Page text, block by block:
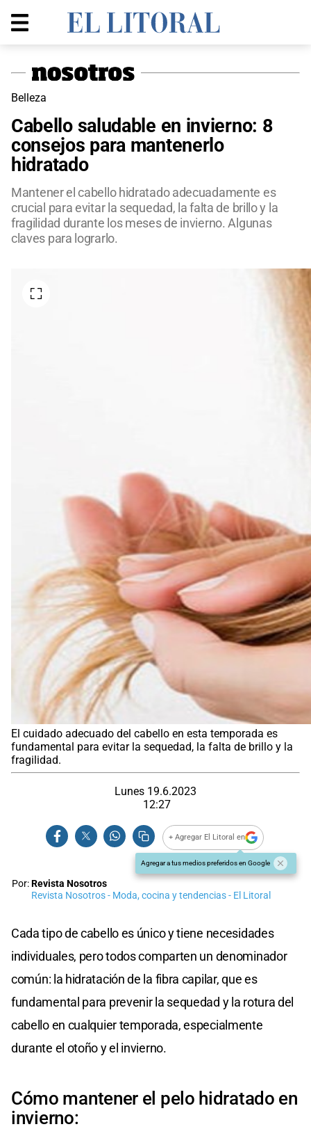
Belleza
Cabello saludable en invierno: 8
consejos para mantenerlo
hidratado
Mantener el cabello hidratado adecuadamente es
crucial para evitar la sequedad, la falta de brillo y la
fragilidad durante los meses de invierno. Algunas
claves para lograrlo.
El cuidado adecuado del cabello en esta temporada es
fundamental para evitar la sequedad, la falta de brillo y la
fragilidad.
Lunes 19.6.2023
12:27
+ Agregar El Litoral en
Agregar a tus medios preferidos en Google
Por:Revista Nosotros
Revista Nosotros - Moda, cocina y tendencias - El Litoral
Cada tipo de cabello es único y tiene necesidades
individuales, pero todos comparten un denominador
común: la hidratación de la fibra capilar, que es
fundamental para prevenir la sequedad y la rotura del
cabello en cualquier temporada, especialmente
durante el otoño y el invierno.
Cómo mantener el pelo hidratado en
invierno: